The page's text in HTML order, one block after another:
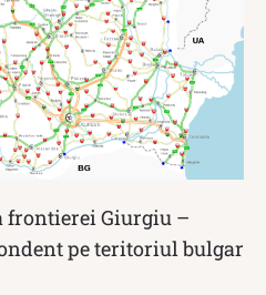
frontierei Giurgiu –
pe teritoriul bulgar